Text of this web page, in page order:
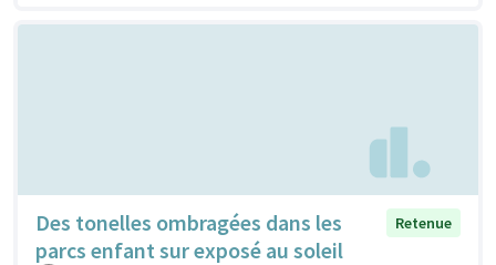
Des tonelles ombragées dans les
parcs enfant sur exposé au soleil
Retenue